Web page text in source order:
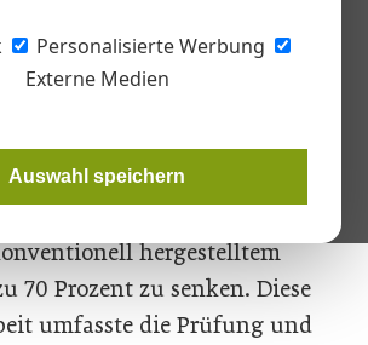
Personalisierte Werbung
Externe Medien
Auswahl speichern
abgeschlossen.
um den CO2-Fußabdruck der in
hergestelltem
70 Prozent zu senken. Diese
umfasste die Prüfung und